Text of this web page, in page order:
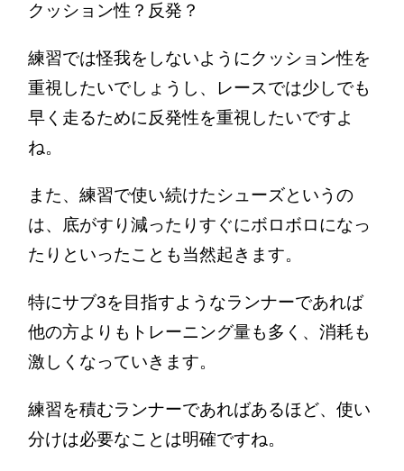
クッション性？反発？
練習では怪我をしないようにクッション性を
重視したいでしょうし、レースでは少しでも
早く走るために反発性を重視したいですよ
ね。
また、練習で使い続けたシューズというの
は、底がすり減ったりすぐにボロボロになっ
たりといったことも当然起きます。
特にサブ3を目指すようなランナーであれば
他の方よりもトレーニング量も多く、消耗も
激しくなっていきます。
練習を積むランナーであればあるほど、使い
分けは必要なことは明確ですね。